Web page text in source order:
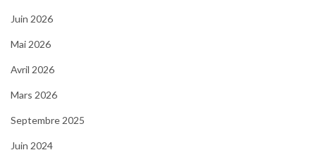
Juin 2026
Mai 2026
Avril 2026
Mars 2026
Septembre 2025
Juin 2024